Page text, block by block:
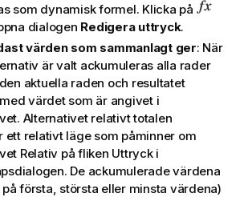
som dynamisk formel. Klicka på
dialogen Redigera uttryck.
värden som sammanlagt ger: När
är valt ackumuleras alla rader
aktuella raden och resultatet
värdet som är angivet i
Alternativet relativt totalen
ett relativt läge som påminner om
Relativ på fliken Uttryck i
De ackumulerade värdena
på första, största eller minsta värdena)